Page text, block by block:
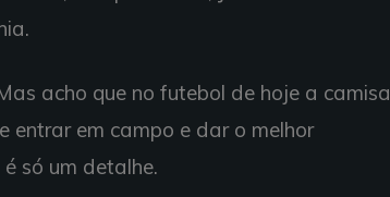
acho que no futebol de hoje a camisa
entrar em campo e dar o melhor
só um detalhe.